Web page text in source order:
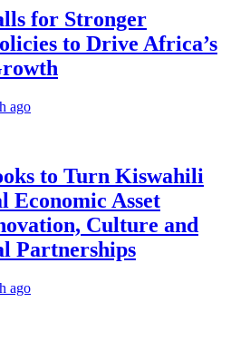
for Stronger
to Drive Africa’s
ago
to Turn Kiswahili
Economic Asset
Culture and
Partnerships
ago